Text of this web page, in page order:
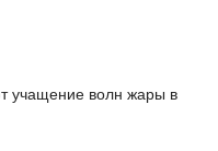
учащение волн жары в